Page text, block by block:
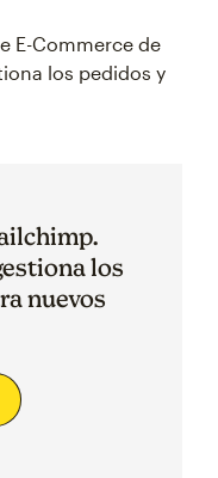
E-Commerce de
los pedidos y
los
nuevos